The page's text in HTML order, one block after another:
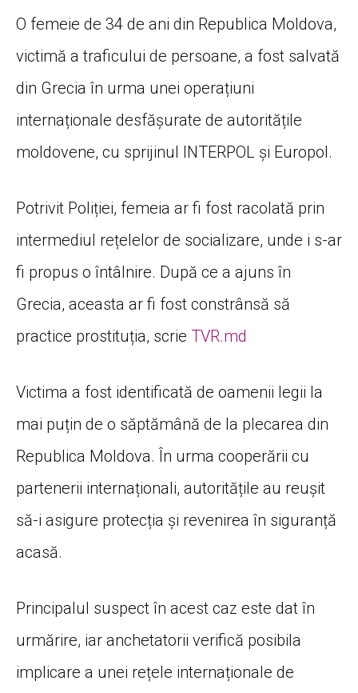
O femeie de 34 de ani din Republica Moldova,
victimă a traficului de persoane, a fost salvată
din Grecia în urma unei operațiuni
internaționale desfășurate de autoritățile
moldovene, cu sprijinul INTERPOL și Europol.
Potrivit Poliției, femeia ar fi fost racolată prin
intermediul rețelelor de socializare, unde i s-ar
fi propus o întâlnire. După ce a ajuns în
Grecia, aceasta ar fi fost constrânsă să
practice prostituția, scrie TVR.md
Victima a fost identificată de oamenii legii la
mai puțin de o săptămână de la plecarea din
Republica Moldova. În urma cooperării cu
partenerii internaționali, autoritățile au reușit
să-i asigure protecția și revenirea în siguranță
acasă.
Principalul suspect în acest caz este dat în
urmărire, iar anchetatorii verifică posibila
implicare a unei rețele internaționale de